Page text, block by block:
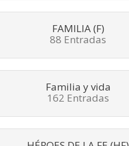
FAMILIA (F)
88 Entradas
Familia y vida
162 Entradas